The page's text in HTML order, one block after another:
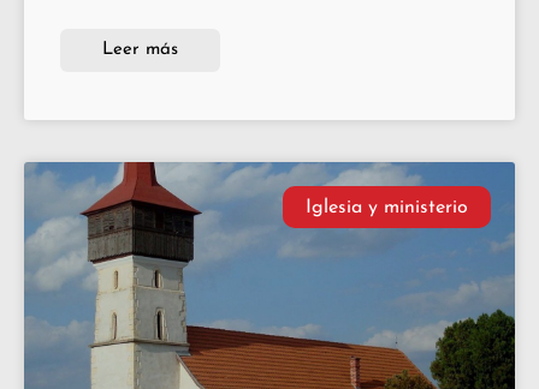
Leer más
Iglesia y ministerio